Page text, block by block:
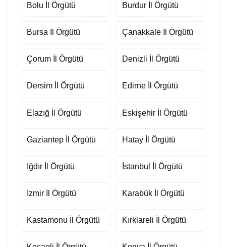
Bolu İl Örgütü Burdur İl Örgütü
Bursa İl Örgütü Çanakkale İl Örgütü
Çorum İl Örgütü Denizli İl Örgütü
Dersim İl Örgütü Edirne İl Örgütü
Elazığ İl Örgütü Eskişehir İl Örgütü
Gaziantep İl Örgütü Hatay İl Örgütü
Iğdır İl Örgütü İstanbul İl Örgütü
İzmir İl Örgütü Karabük İl Örgütü
Kastamonu İl Örgütü Kırklareli İl Örgütü